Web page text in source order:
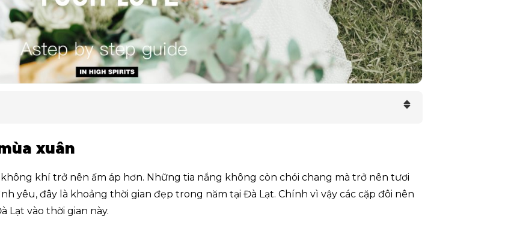
xuân
khí trở nên ấm áp hơn. Những tia nắng không còn chói chang mà trở nên tươi
yêu, đây là khoảng thời gian đẹp trong năm tại Đà Lạt. Chính vì vậy các cặp đôi nên
Lạt vào thời gian này.